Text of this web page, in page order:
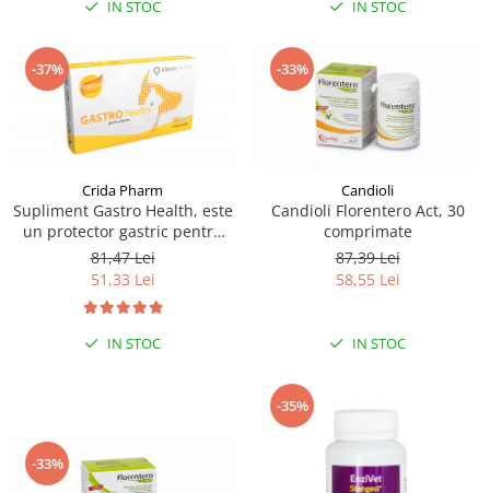
IN STOC IN STOC
-37%
Crida Pharm
Supliment Gastro Health, este
un protector gastric pentru
caini si pisici, 30 capsule
81,47 Lei
51,33 Lei
IN STOC
-33%
Candioli
Candioli Florentero Act, 30
comprimate
87,39 Lei
58,55 Lei
IN STOC
-33%
-35%